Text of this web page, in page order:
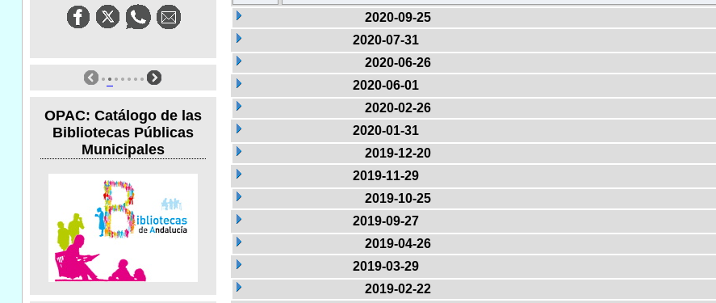
OPAC: Catálogo de las
Bibliotecas Públicas
Municipales
2020-09-25
2020-07-31
2020-06-26
2020-06-01
2020-02-26
2020-01-31
2019-12-20
2019-11-29
2019-10-25
2019-09-27
2019-04-26
2019-03-29
2019-02-22